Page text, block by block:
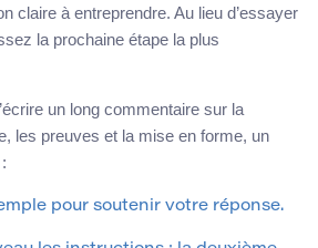
claire à entreprendre. Au lieu d’essayer
la prochaine étape la plus
un long commentaire sur la
les preuves et la mise en forme, un
pour soutenir votre réponse.